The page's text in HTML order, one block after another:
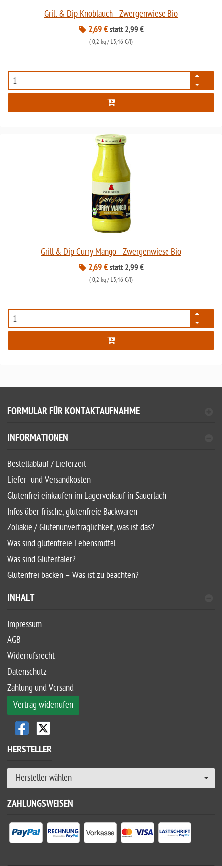
Grill & Dip Knoblauch - Zwergenwiese Bio
2,69 € statt 2,99 €
( 0,2 kg / 13,46 €/l)
7983
Grill & Dip Curry Mango - Zwergenwiese Bio
2,69 € statt 2,99 €
( 0,2 kg / 13,46 €/l)
7984
FORMULAR FÜR KONTAKTAUFNAHME
INFORMATIONEN
Bestellablauf / Lieferzeit
Liefer- und Versandkosten
Glutenfrei einkaufen im Lagerverkauf in Sauerlach
Infos über frische, glutenfreie Backwaren
Zöliakie / Glutenunverträglichkeit, was ist das?
Was sind glutenfreie Lebensmittel
Was sind Glutentaler?
Glutenfrei backen – Was ist zu beachten?
INHALT
Impressum
AGB
Widerrufsrecht
Datenschutz
Zahlung und Versand
Vertrag widerrufen
HERSTELLER
Hersteller wählen
ZAHLUNGSWEISEN